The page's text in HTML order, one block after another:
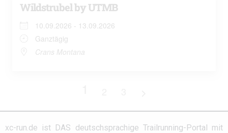
Wildstrubel by UTMB
10.09.2026 - 13.09.2026
Ganztägig
Crans Montana
xc-run.de ist DAS deutschsprachige Trailrunning-Portal mit